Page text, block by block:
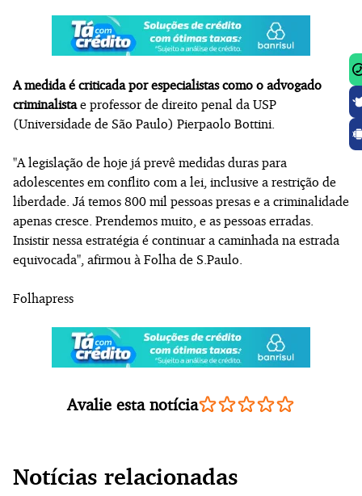
A medida é criticada por especialistas como o advogado
criminalistae professor de direito penal da USP
(Universidade de São Paulo) Pierpaolo Bottini.
"A legislação de hoje já prevê medidas duras para
adolescentes em conflito com a lei, inclusive a restrição de
liberdade. Já temos 800 mil pessoas presas e a criminalidade
apenas cresce. Prendemos muito, e as pessoas erradas.
Insistir nessa estratégia é continuar a caminhada na estrada
equivocada", afirmou à Folha de S.Paulo.
Folhapress
Avalie esta notícia
Notícias relacionadas